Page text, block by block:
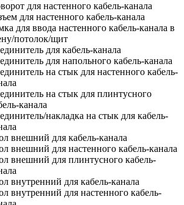
для настенного кабель-канала
для настенного кабель-канала
для ввода настенного кабель-канала в
потолок/щит
для кабель-канала
для напольного кабель-канала
на стык для настенного кабель-
на стык для плинтусного
канала
накладка на стык для кабель-
внешний для кабель-канала
внешний для настенного кабель-канала
внешний для плинтусного кабель-
внутренний для кабель-канала
внутренний для настенного кабель-